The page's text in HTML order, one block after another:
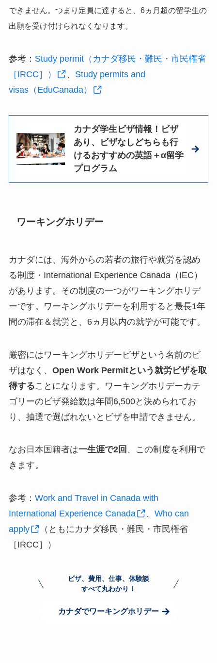
できません。つまり定員に達すると、6ヵ月超の留学生の
出願を受け付けられなくなります。
参考： Study permit（カナダ移民・難民・市民権省
［IRCC］）
、 Study permits and
visas（EduCanada）
カナダ学生ビザ情報！ビザ
あり、ビザなしどちらも行
けるおすすめの英語＋α留学
プログラム
ワーキングホリデー
カナダには、海外からの若者の旅行や就労を認め
る制度・International Experience Canada（IEC）
があります。その制度の一つがワーキングホリデ
ーです。ワーキングホリデーを利用すると最長1年
間の滞在＆就労と、6ヵ月以内の就学が可能です。
厳密にはワーキングホリデービザという名前のビ
ザはなく、 Open Work Permitという就労ビザを取
得することになります。ワーキングホリデーカテ
ゴリーのビザ発給数は年間6,500と決められてお
り、抽選で選ばれないとビザを申請できません。
なお日本国籍者は一生涯で2回 、この制度を利用で
きます。
参考： Work and Travel in Canada with
International Experience Canada
、Who can
apply
（ともにカナダ移民・難民・市民権省
［IRCC］）
ビザ、費用、仕事、体験談
すべて丸わかり！
カナダでワーキングホリデー